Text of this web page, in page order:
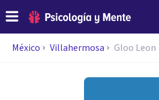
México Villahermosa Gloo Leon